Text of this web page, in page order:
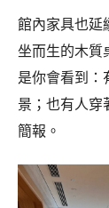
館內家具也延
坐而生的木質
是你會看到：
景；也有人穿
簡報。